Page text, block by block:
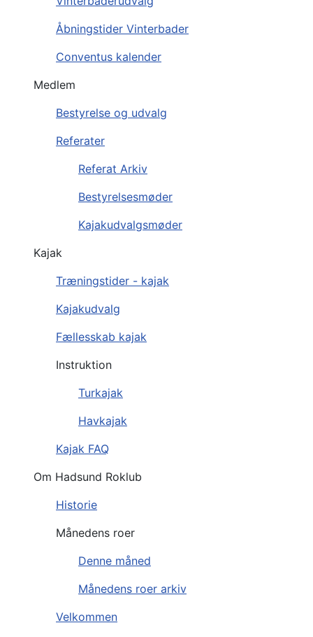
Åbningstider Vinterbader
Conventus kalender
Medlem
Bestyrelse og udvalg
Referater
Referat Arkiv
Bestyrelsesmøder
Kajakudvalgsmøder
Kajak
Træningstider - kajak
Kajakudvalg
Fællesskab kajak
Instruktion
Turkajak
Havkajak
Kajak FAQ
Om Hadsund Roklub
Historie
Månedens roer
Denne måned
Månedens roer arkiv
Velkommen